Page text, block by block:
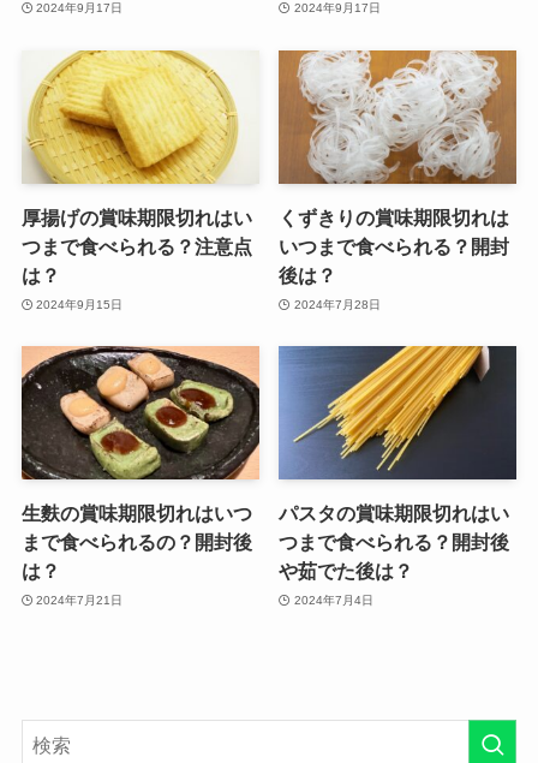
2024年9月17日 2024年9月17日
厚揚げの賞味期限切れはい
つまで食べられる？注意点
は？
2024年9月15日
くずきりの賞味期限切れは
いつまで食べられる？開封
後は？
2024年7月28日
生麩の賞味期限切れはいつ
まで食べられるの？開封後
は？
2024年7月21日
パスタの賞味期限切れはい
つまで食べられる？開封後
や茹でた後は？
2024年7月4日